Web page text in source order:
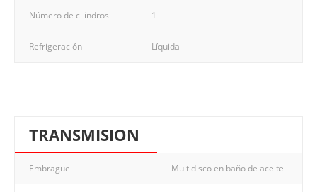
Número de cilindros 1
Refrigeración Líquida
TRANSMISION
Embrague Multidisco en baño de aceite